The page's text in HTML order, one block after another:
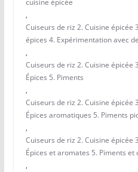
cuisine épicée
,
Cuiseurs de riz 2. Cuisine épicée
épices 4. Expérimentation avec
,
Cuiseurs de riz 2. Cuisine épicée
Épices 5. Piments
,
Cuiseurs de riz 2. Cuisine épicée
Épices aromatiques 5. Piments
,
Cuiseurs de riz 2. Cuisine épicée
Épices et aromates 5. Piments et
,